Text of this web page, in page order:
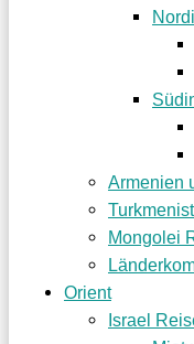
Armenien
Mongolei
Orient
Israel